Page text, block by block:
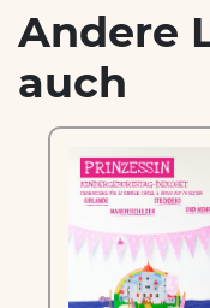
Andere
auch